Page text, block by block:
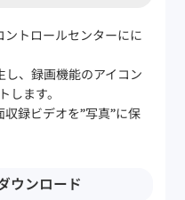
ントロールセンターにに
、録画機能のアイコン
します。
収録ビデオを”写真”に保
ウンロード